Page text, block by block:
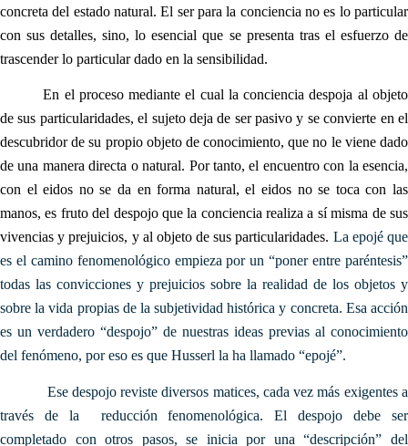
concreta del estado natural. El ser para la conciencia no es lo particular
con sus detalles, sino, lo esencial que se presenta tras el esfuerzo de
trascender lo particular dado en la sensibilidad.
En el proceso mediante el cual la conciencia despoja al objeto
de sus particularidades, el sujeto deja de ser pasivo y se convierte en el
descubridor de su propio objeto de conocimiento, que no le viene dado
de una manera directa o natural. Por tanto, el encuentro con la esencia,
con el eidos no se da en forma natural, el eidos no se toca con las
manos, es fruto del despojo que la conciencia realiza a sí misma de sus
vivencias y prejuicios, y al objeto de sus particularidades. La epojé que
es el camino fenomenológico empieza por un “poner entre paréntesis”
todas las convicciones y prejuicios sobre la realidad de los objetos y
sobre la vida propias de la subjetividad histórica y concreta. Esa acción
es un verdadero “despojo” de nuestras ideas previas al conocimiento
del fenómeno, por eso es que Husserl la ha llamado “epojé”.
Ese despojo reviste diversos matices, cada vez más exigentes a
través de la reducción fenomenológica. El despojo debe ser
completado con otros pasos, se inicia por una “descripción” del